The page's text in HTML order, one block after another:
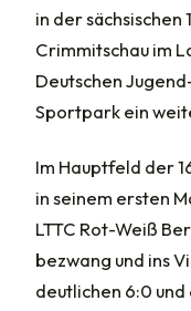
in der
Crimmitschau im
Deutschen
Sportpark ein
Im Hauptfeld der
in seinem ersten
LTTC Rot-Weiß
bezwang und ins
deutlichen 6:0